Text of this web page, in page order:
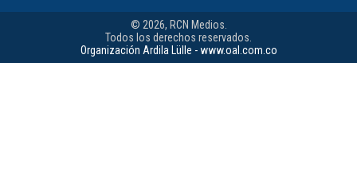
© 2026, RCN Medios.
Todos los derechos reservados.
Organización Ardila Lülle - www.oal.com.co